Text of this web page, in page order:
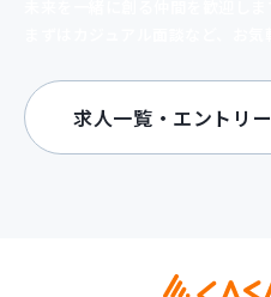
求人一覧・エントリー